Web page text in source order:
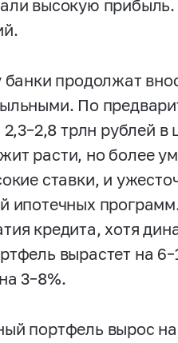
высокую прибыль.
продолжат
По
2,3–2,8 трлн рублей в
расти, но более
ставки, и
ипотечных
кредита, хотя
вырастет на
3–8%.
портфель вырос